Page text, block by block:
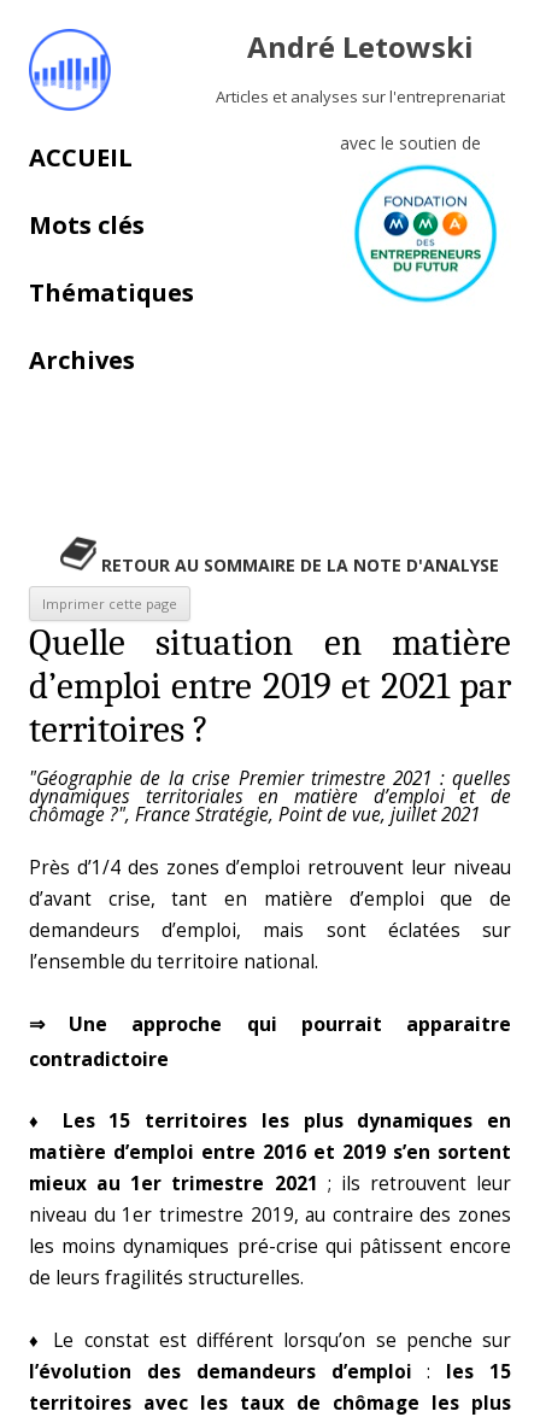
André Letowski
Articles et analyses sur l'entreprenariat
avec le soutien de
Aller au contenu principal
ACCUEIL
Mots clés
Thématiques
Archives
RETOUR AU SOMMAIRE DE LA NOTE D'ANALYSE
Quelle situation en matière
d’emploi entre 2019 et 2021 par
territoires ?
"Géographie de la crise Premier trimestre 2021 : quelles
dynamiques territoriales en matière d’emploi et de
chômage ?", France Stratégie, Point de vue, juillet 2021
Près d’1/4 des zones d’emploi retrouvent leur niveau
d’avant crise, tant en matière d’emploi que de
demandeurs d’emploi, mais sont éclatées sur
l’ensemble du territoire national.
⇒ Une approche qui pourrait apparaitre
contradictoire
♦ Les 15 territoires les plus dynamiques en
matière d’emploi entre 2016 et 2019 s’en sortent
mieux au 1er trimestre 2021 ; ils retrouvent leur
niveau du 1er trimestre 2019, au contraire des zones
les moins dynamiques pré-crise qui pâtissent encore
de leurs fragilités structurelles.
♦ Le constat est différent lorsqu’on se penche sur
l’évolution des demandeurs d’emploi : les 15
territoires avec les taux de chômage les plus